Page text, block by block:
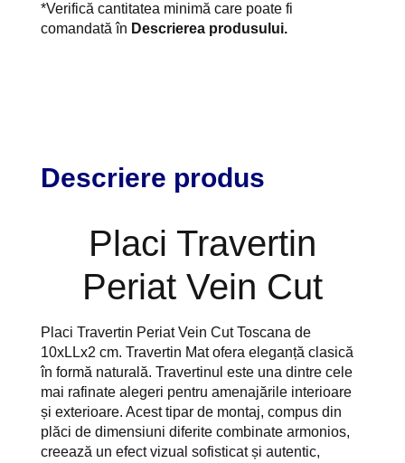
*Verifică cantitatea minimă care poate fi
comandată în Descrierea produsului.
Descriere produs
Placi Travertin
Periat Vein Cut
Placi Travertin Periat Vein Cut Toscana de
10xLLx2 cm. Travertin Mat ofera eleganță clasică
în formă naturală. Travertinul este una dintre cele
mai rafinate alegeri pentru amenajările interioare
și exterioare. Acest tipar de montaj, compus din
plăci de dimensiuni diferite combinate armonios,
creează un efect vizual sofisticat și autentic,